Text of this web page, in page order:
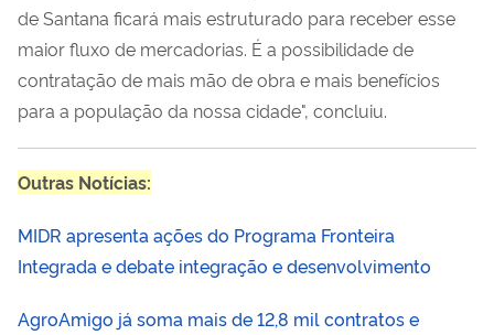
de Santana ficará mais estruturado para receber esse
maior fluxo de mercadorias. É a possibilidade de
contratação de mais mão de obra e mais benefícios
para a população da nossa cidade", concluiu.
Outras Notícias:
MIDR apresenta ações do Programa Fronteira
Integrada e debate integração e desenvolvimento
AgroAmigo já soma mais de 12,8 mil contratos e